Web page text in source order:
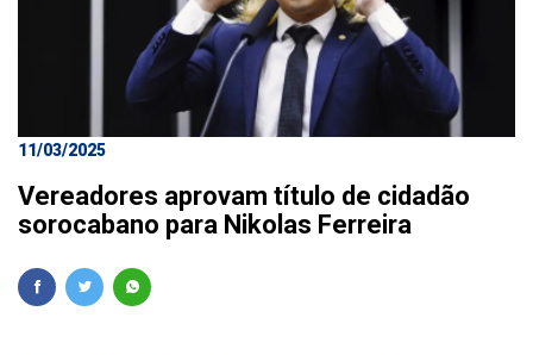
11/03/2025
Vereadores aprovam título de cidadão
sorocabano para Nikolas Ferreira